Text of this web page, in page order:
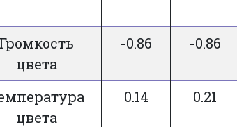
Громкость
цвета
-0.86 -0.86
цвета
0.14 0.21